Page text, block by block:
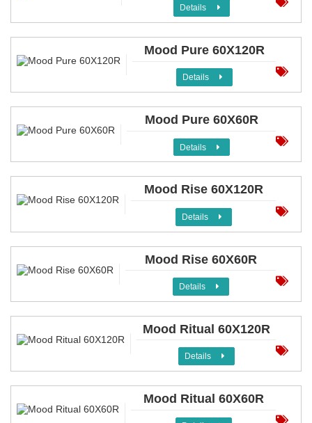
Details
Mood Pure 60X120R
Details
Mood Pure 60X60R
Details
Mood Rise 60X120R
Details
Mood Rise 60X60R
Details
Mood Ritual 60X120R
Details
Mood Ritual 60X60R